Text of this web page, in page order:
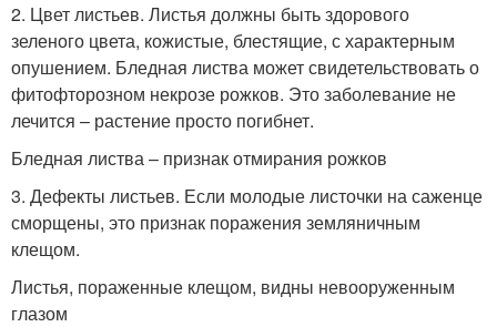
2. Цвет листьев. Листья должны быть здорового
зеленого цвета, кожистые, блестящие, с характерным
опушением. Бледная листва может свидетельствовать о
фитофторозном некрозе рожков. Это заболевание не
лечится – растение просто погибнет.
Бледная листва – признак отмирания рожков
3. Дефекты листьев. Если молодые листочки на саженце
сморщены, это признак поражения земляничным
клещом.
Листья, пораженные клещом, видны невооруженным
глазом